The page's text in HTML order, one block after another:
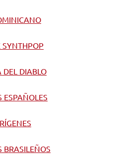
SYNTHPOP
DEL DIABLO
ESPAÑOLES
BRASILEÑOS